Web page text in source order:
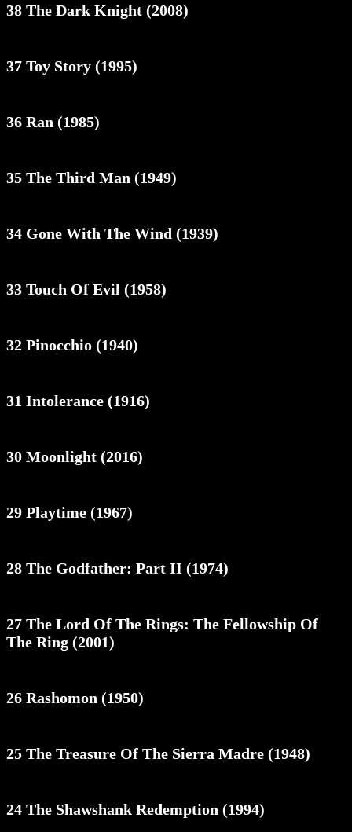
38 The Dark Knight (2008)
37 Toy Story (1995)
36 Ran (1985)
35 The Third Man (1949)
34 Gone With The Wind (1939)
33 Touch Of Evil (1958)
32 Pinocchio (1940)
31 Intolerance (1916)
30 Moonlight (2016)
29 Playtime (1967)
28 The Godfather: Part II (1974)
27 The Lord Of The Rings: The Fellowship Of
The Ring (2001)
26 Rashomon (1950)
25 The Treasure Of The Sierra Madre (1948)
24 The Shawshank Redemption (1994)